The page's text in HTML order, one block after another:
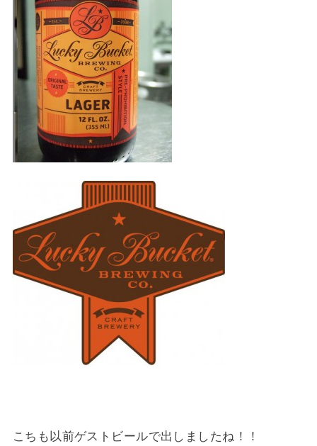
こちも以前ゲストビールで出しましたね！！